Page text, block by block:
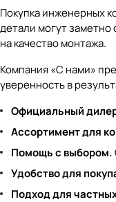
Покупка инженерных
детали могут заметно
на качество монтажа.
Компания «С нами»
уверенность в
Официальный
Ассортимент для
Помощь с выбором.
Удобство для
Подход для